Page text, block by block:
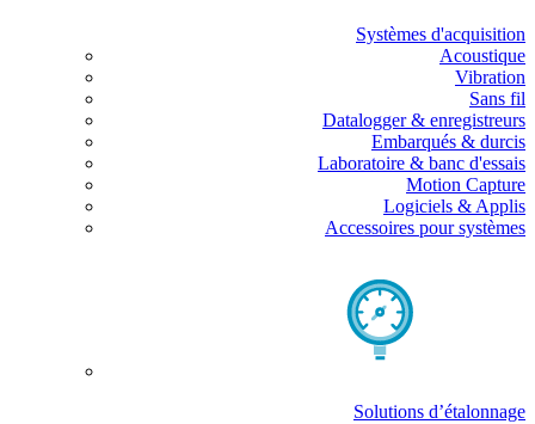
Systèmes d'acquisition
Acoustique
Vibration
Sans fil
Datalogger & enregistreurs
Embarqués & durcis
Laboratoire & banc d'essais
Motion Capture
Logiciels & Applis
Accessoires pour systèmes
Solutions d’étalonnage